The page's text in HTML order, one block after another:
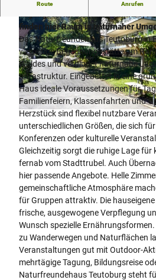
© Naturfreundehaus Teutoburg
© Naturfreundehaus Teutoburg
Route Anrufen
finden hier Raum in naturnaher
Das Naturfreundehaus Teutoburg in
vielseitige Begegnungsstätte am
Waldes und verbindet naturnahe
Infrastruktur. Eingebettet in eine
Haus ideale Voraussetzungen für
Familienfeiern, Klassenfahrten und
Herzstück sind flexibel nutzbare
unterschiedlichen Größen, die sich
Konferenzen oder kulturelle
Gleichzeitig sorgt die ruhige Lage für
fernab vom Stadttrubel. Auch
hier passende Angebote. Helle
gemeinschaftliche Atmosphäre
für Gruppen attraktiv. Die
frische, ausgewogene Verpflegung
Wunsch spezielle
zu Wanderwegen und Naturflächen
Veranstaltungen gut mit Outdoor-
mehrtägige Tagung, Bildungsreise
Naturfreundehaus Teutoburg steht